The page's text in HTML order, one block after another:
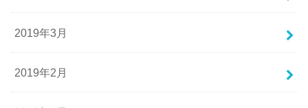
2019年3月
2019年2月